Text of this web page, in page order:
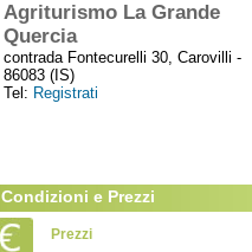
Agriturismo La Grande
Quercia
contrada Fontecurelli 30, Carovilli -
86083 (IS)
Tel: Registrati
Condizioni e Prezzi
Prezzi